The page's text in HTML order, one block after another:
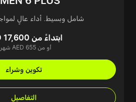
شامل وبسيط. أداء عالٍ
ابتداءً من AED 17,600
أو من AED 655 شهريًا
تكوين وشراء
التفاصيل